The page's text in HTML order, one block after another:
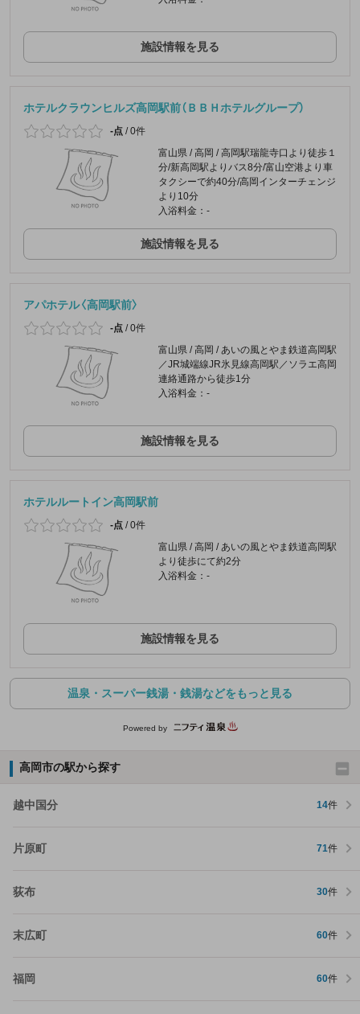
施設情報を見る
ホテルクラウンヒルズ高岡駅前（ＢＢＨホテルグループ）
-点 /0件
富山県 / 高岡 / 高岡駅瑞龍寺口より徒歩１
分/新高岡駅よりバス8分/富山空港より車
タクシーで約40分/高岡インターチェンジ
より10分
入浴料金：-
施設情報を見る
アパホテル〈高岡駅前〉
-点 /0件
富山県 / 高岡 / あいの風とやま鉄道高岡駅
／JR城端線JR氷見線高岡駅／ソラエ高岡
連絡通路から徒歩1分
入浴料金：-
施設情報を見る
ホテルルートイン高岡駅前
-点 /0件
富山県 / 高岡 / あいの風とやま鉄道高岡駅
より徒歩にて約2分
入浴料金：-
施設情報を見る
温泉・スーパー銭湯・銭湯などをもっと見る
Powered by
高岡市の駅から探す
越中国分 14件
片原町 71件
荻布 30件
末広町 60件
福岡 60件